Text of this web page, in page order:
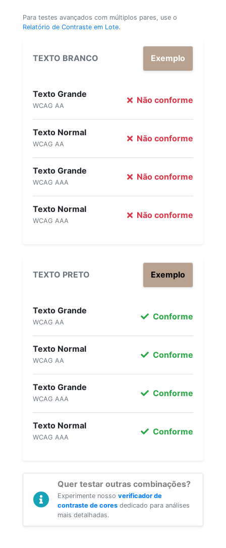
Para testes avançados com múltiplos pares, use o
Relatório de Contraste em Lote.
TEXTO BRANCO Exemplo
Texto Grande
WCAG AA
Não conforme
Texto Normal
WCAG AA
Não conforme
Texto Grande
WCAG AAA
Não conforme
Texto Normal
WCAG AAA
Não conforme
TEXTO PRETO Exemplo
Texto Grande
WCAG AA
Conforme
Texto Normal
WCAG AA
Conforme
Texto Grande
WCAG AAA
Conforme
Texto Normal
WCAG AAA
Conforme
Quer testar outras combinações?
Experimente nosso verificador de
contraste de cores dedicado para análises
mais detalhadas.